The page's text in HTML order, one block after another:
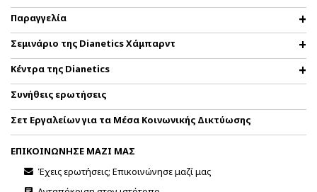
Παραγγελία
Σεμινάριο της Dianetics Χάμπαρντ
Κέντρα της Dianetics
Συνήθεις ερωτήσεις
Σετ Εργαλείων για τα Μέσα Κοινωνικής Δικτύωσης
ΕΠΙΚΟΙΝΩΝΗΣΕ ΜΑΖΙ ΜΑΣ
Έχεις ερωτήσεις; Επικοινώνησε μαζί μας